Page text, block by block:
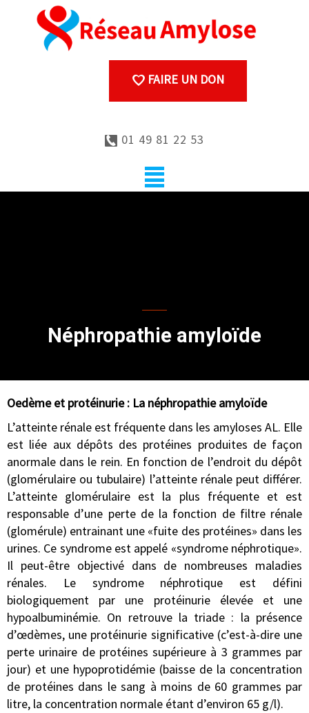
FAIRE UN DON
01 49 81 22 53
Néphropathie amyloïde
Oedème et protéinurie : La néphropathie amyloïde
L’atteinte rénale est fréquente dans les amyloses AL. Elle
est liée aux dépôts des protéines produites de façon
anormale dans le rein. En fonction de l’endroit du dépôt
(glomérulaire ou tubulaire) l’atteinte rénale peut différer.
L’atteinte glomérulaire est la plus fréquente et est
responsable d’une perte de la fonction de filtre rénale
(glomérule) entrainant une «fuite des protéines» dans les
urines. Ce syndrome est appelé «syndrome néphrotique».
Il peut-être objectivé dans de nombreuses maladies
rénales. Le syndrome néphrotique est défini
biologiquement par une protéinurie élevée et une
hypoalbuminémie. On retrouve la triade : la présence
d’œdèmes, une protéinurie significative (c’est-à-dire une
perte urinaire de protéines supérieure à 3 grammes par
jour) et une hypoprotidémie (baisse de la concentration
de protéines dans le sang à moins de 60 grammes par
litre, la concentration normale étant d’environ 65 g/l).